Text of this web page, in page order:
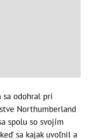
sa odohral pri
Northumberland
spolu so svojím
sa kajak uvoľnil a